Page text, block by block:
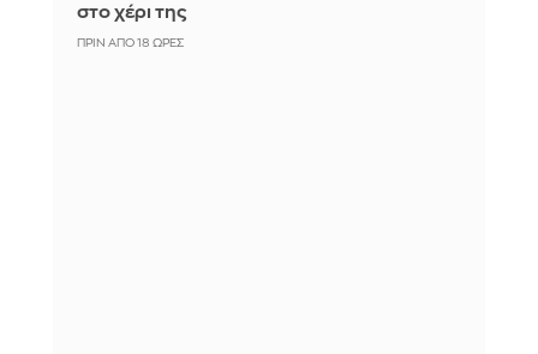
στο χέρι της
ΠΡΙΝ ΑΠΌ 18 ΏΡΕΣ